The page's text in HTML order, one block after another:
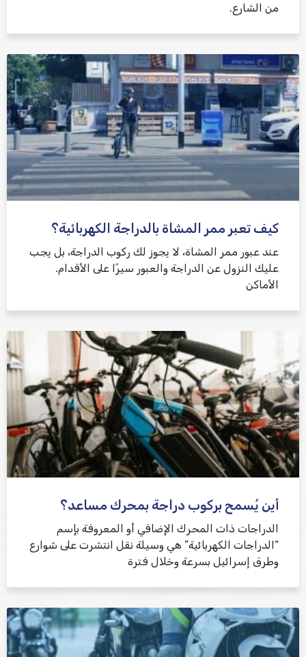
من الشارع.
كيف تعبر ممر المشاة بالدراجة الكهربائية؟
عند عبور ممر المشاة، لا يجوز لك ركوب الدراجة، بل يجب
عليك النزول عن الدراجة والعبور سيرًا على الأقدام.
الأماكن
أين يُسمح بركوب دراجة بمحرك مساعد؟
الدراجات ذات المحرك الإضافي أو المعروفة بإسم
“الدراجات الكهربائية” هي وسيلة نقل انتشرت على شوارع
وطرق إسرائيل بسرعة وخلال فترة